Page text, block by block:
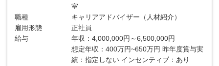
室
職種
キャリアアドバイザー（人材紹介）
雇用形態
正社員
給与
年収：4,000,000円～6,500,000円
想定年収：400万円~650万円 昨年度賞与実
績：指定しない インセンティブ：あり